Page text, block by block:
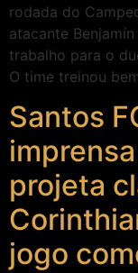
rodada do
atacante
trabalho para o
O time treinou
Santos
projeta
jogo